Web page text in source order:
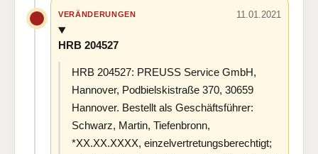
VERÄNDERUNGEN 11.01.2021
HRB 204527
HRB 204527: PREUSS Service GmbH,
Hannover, Podbielskistraße 370, 30659
Hannover. Bestellt als Geschäftsführer:
Schwarz, Martin, Tiefenbronn,
*XX.XX.XXXX, einzelvertretungsberechtigt;